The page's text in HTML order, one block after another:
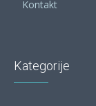
Kontakt
Kategorije